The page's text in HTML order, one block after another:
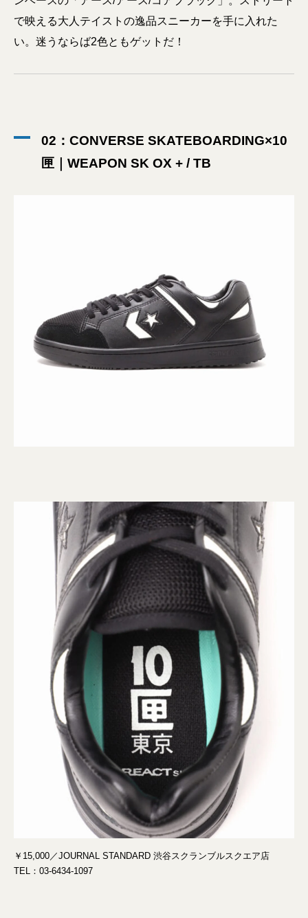
で映える大人テイストの逸品スニーカーを手に入れた
い。迷うならば2色ともゲットだ！
02：CONVERSE SKATEBOARDING×10
匣｜WEAPON SK OX + / TB
￥15,000／JOURNAL STANDARD 渋谷スクランブルスクエア店
TEL：03-6434-1097